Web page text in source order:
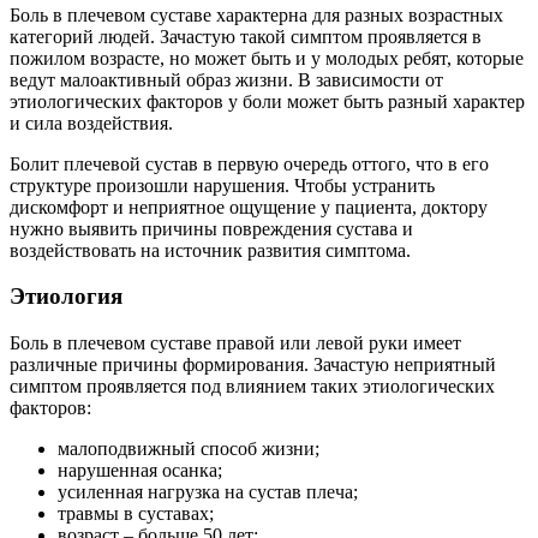
Боль в плечевом суставе характерна для разных возрастных
категорий людей. Зачастую такой симптом проявляется в
пожилом возрасте, но может быть и у молодых ребят, которые
ведут малоактивный образ жизни. В зависимости от
этиологических факторов у боли может быть разный характер
и сила воздействия.
Болит плечевой сустав в первую очередь оттого, что в его
структуре произошли нарушения. Чтобы устранить
дискомфорт и неприятное ощущение у пациента, доктору
нужно выявить причины повреждения сустава и
воздействовать на источник развития симптома.
Этиология
Боль в плечевом суставе правой или левой руки имеет
различные причины формирования. Зачастую неприятный
симптом проявляется под влиянием таких этиологических
факторов:
малоподвижный способ жизни;
нарушенная осанка;
усиленная нагрузка на сустав плеча;
травмы в суставах;